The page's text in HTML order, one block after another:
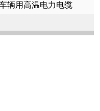
辆用高温电力电缆